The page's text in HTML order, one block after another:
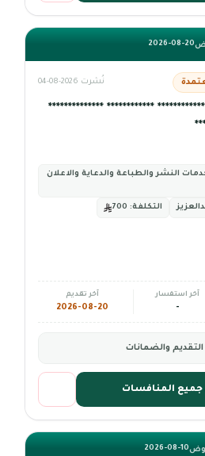
2026-08-20
نُشرت 2026-08-04
************ **************
النشر والطباعة والدعاية والاعلان
التكلفة:
آخر استفسار
-
آخر تقديم
2026-08-20
والضمانات
المنافسات
2026-08-10